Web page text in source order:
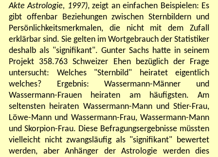
Akte Astrologie, 1997), zeigt an einfachen Beispielen: Es
gibt offenbar Beziehungen zwischen Sternbildern und
Persönlichkeitsmerkmalen, die nicht mit dem Zufall
erklärbar sind. Sie gelten im Wortgebrauch der Statistiker
deshalb als "signifikant". Gunter Sachs hatte in seinem
Projekt 358.763 Schweizer Ehen bezüglich der Frage
untersucht: Welches "Sternbild" heiratet eigentlich
welches? Ergebnis: Wassermann-Männer und
Wassermann-Frauen heiraten am häufigsten. Am
seltensten heiraten Wassermann-Mann und Stier-Frau,
Löwe-Mann und Wassermann-Frau, Wassermann-Mann
und Skorpion-Frau. Diese Befragungsergebnisse müssten
vielleicht nicht zwangsläufig als "signifikant" bewertet
werden, aber Anhänger der Astrologie werden dies